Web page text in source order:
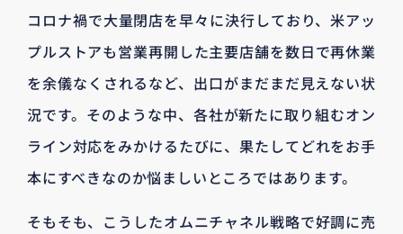
コロナ禍で大量閉店を早々に決行しており、米アッ
プルストアも営業再開した主要店舗を数日で再休業
を余儀なくされるなど、出口がまだまだ見えない状
況です。そのような中、各社が新たに取り組むオン
ライン対応をみかけるたびに、果たしてどれをお手
本にすべきなのか悩ましいところではあります。
そもそも、こうしたオムニチャネル戦略で好調に売